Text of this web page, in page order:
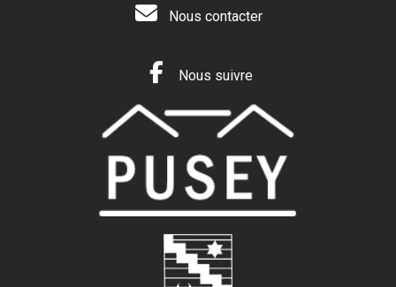
Nous contacter
Nous suivre